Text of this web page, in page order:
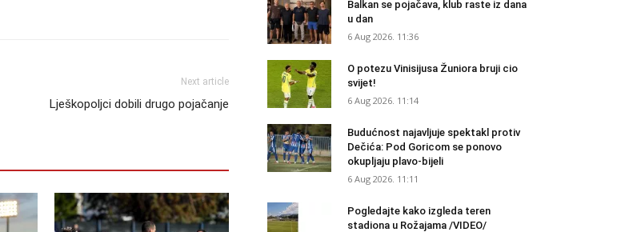
Next article
Lješkopoljci dobili drugo pojačanje
Balkan se pojačava, klub raste iz dana
u dan
6 Aug 2026. 11:36
O potezu Vinisijusa Žuniora bruji cio
svijet!
6 Aug 2026. 11:14
Budućnost najavljuje spektakl protiv
Dečića: Pod Goricom se ponovo
okupljaju plavo-bijeli
6 Aug 2026. 11:11
Pogledajte kako izgleda teren
stadiona u Rožajama /VIDEO/